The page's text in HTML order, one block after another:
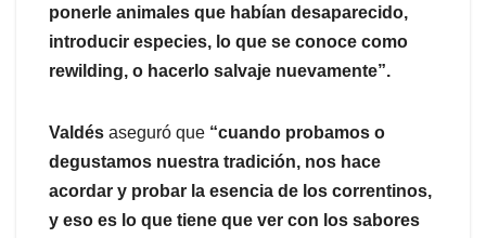
ponerle animales que habían desaparecido,
introducir especies, lo que se conoce como
rewilding, o hacerlo salvaje nuevamente”.
Valdés aseguró que “cuando probamos o
degustamos nuestra tradición, nos hace
acordar y probar la esencia de los correntinos,
y eso es lo que tiene que ver con los sabores